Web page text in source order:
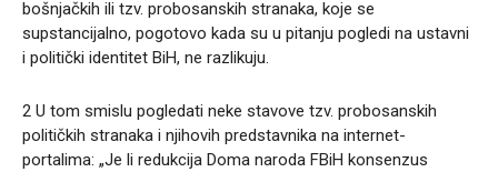
bošnjačkih ili tzv. probosanskih stranaka, koje se
supstancijalno, pogotovo kada su u pitanju pogledi na ustavni
i politički identitet BiH, ne razlikuju.
2 U tom smislu pogledati neke stavove tzv. probosanskih
političkih stranaka i njihovih predstavnika na internet-
portalima: „Je li redukcija Doma naroda FBiH konsenzus